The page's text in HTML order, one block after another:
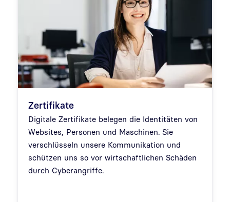
Zertifikate
Digitale Zertifikate belegen die Identitäten von
Websites, Personen und Maschinen. Sie
verschlüsseln unsere Kommunikation und
schützen uns so vor wirtschaftlichen Schäden
durch Cyberangriffe.